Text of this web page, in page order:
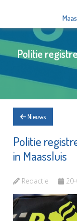
Politie
Nieuws
Politie
in Maassluis
Redactie